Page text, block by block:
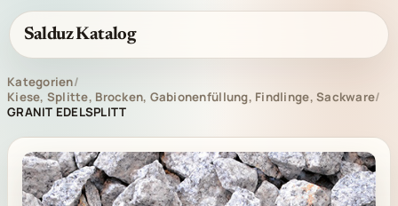
Salduz Katalog
Kategorien/
Kiese, Splitte, Brocken, Gabionenfüllung, Findlinge, Sackware/
GRANIT EDELSPLITT